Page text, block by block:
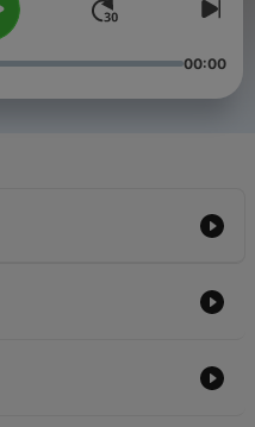
00:00